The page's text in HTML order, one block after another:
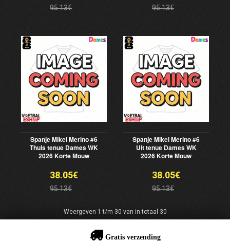
95.13€ 95.13€
Spanje Mikel Merino #6
Thuis tenue Dames WK
2026 Korte Mouw
38.05€
95.13€
Spanje Mikel Merino #6
Uit tenue Dames WK
2026 Korte Mouw
38.05€
95.13€
Weergeven 1 t/m 30 van in totaal 30
Gratis verzending